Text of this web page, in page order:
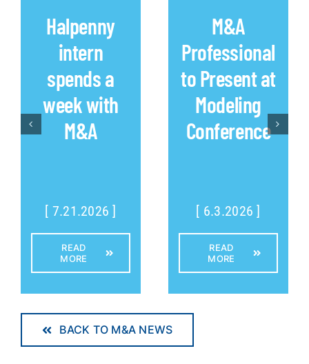
Halpenny
intern
spends a
week with
M&A
[ 7.21.2026 ]
READ
MORE
M&A
Professional
to Present at
Modeling
Conference
[ 6.3.2026 ]
READ
MORE
BACK TO M&A NEWS